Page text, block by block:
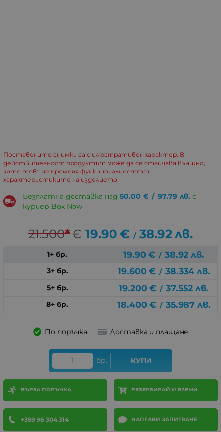
Поставените снимки са с илюстративен характер. В
действителност продуктът може да се отличава външно,
като това не променя функционалността и
характеристиките на изделието.
Безплатна доставка над 50.00 € / 97.79 лв. с
куриер Box Now
21.500*€ 19.90 € / 38.92лв.
1+ бр. 19.90 € / 38.92 лв.
3+ бр. 19.600 € / 38.334 лв.
5+ бр. 19.200 € / 37.552 лв.
8+ бр. 18.400 € / 35.987 лв.
По поръчка Доставка и плащане
бр. КУПИ
БЪРЗА ПОРЪЧКА РЕЗЕРВИРАЙ И ВЗЕМИ
+359 96 304 314 НАПРАВИ ЗАПИТВАНЕ